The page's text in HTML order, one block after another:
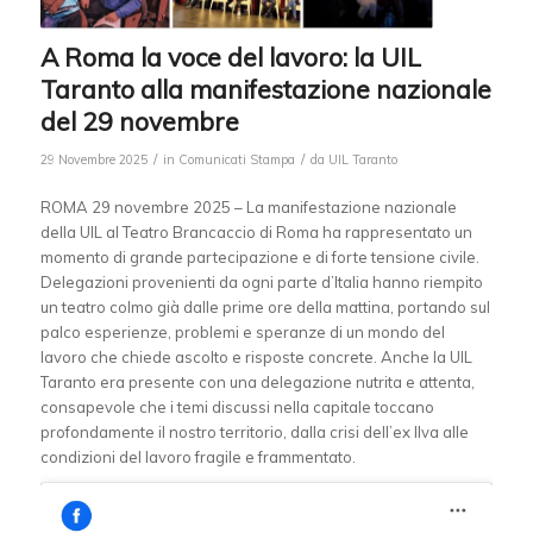
A Roma la voce del lavoro: la UIL
Taranto alla manifestazione nazionale
del 29 novembre
29 Novembre 2025 / in Comunicati Stampa / da UIL Taranto
ROMA 29 novembre 2025 – La manifestazione nazionale
della UIL al Teatro Brancaccio di Roma ha rappresentato un
momento di grande partecipazione e di forte tensione civile.
Delegazioni provenienti da ogni parte d’Italia hanno riempito
un teatro colmo già dalle prime ore della mattina, portando sul
palco esperienze, problemi e speranze di un mondo del
lavoro che chiede ascolto e risposte concrete. Anche la UIL
Taranto era presente con una delegazione nutrita e attenta,
consapevole che i temi discussi nella capitale toccano
profondamente il nostro territorio, dalla crisi dell’ex Ilva alle
condizioni del lavoro fragile e frammentato.